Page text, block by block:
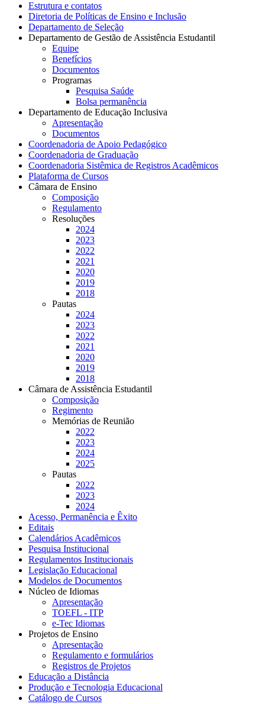
Estrutura e contatos
Diretoria de Políticas de Ensino e Inclusão
Departamento de Seleção
Departamento de Gestão de Assistência Estudantil
Equipe
Benefícios
Documentos
Programas
Pesquisa Saúde
Bolsa permanência
Departamento de Educação Inclusiva
Apresentação
Documentos
Coordenadoria de Apoio Pedagógico
Coordenadoria de Graduação
Coordenadoria Sistêmica de Registros Acadêmicos
Plataforma de Cursos
Câmara de Ensino
Composição
Regulamento
Resoluções
2024
2023
2022
2021
2020
2019
2018
Pautas
2024
2023
2022
2021
2020
2019
2018
Câmara de Assistência Estudantil
Composição
Regimento
Memórias de Reunião
2022
2023
2024
2025
Pautas
2022
2023
2024
Acesso, Permanência e Êxito
Editais
Calendários Acadêmicos
Pesquisa Institucional
Regulamentos Institucionais
Legislação Educacional
Modelos de Documentos
Núcleo de Idiomas
Apresentação
TOEFL - ITP
e-Tec Idiomas
Projetos de Ensino
Apresentação
Regulamento e formulários
Registros de Projetos
Educação a Distância
Produção e Tecnologia Educacional
Catálogo de Cursos